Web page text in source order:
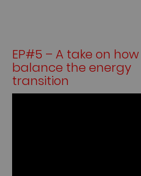
EP#5 – A take on
balance the energy
transition